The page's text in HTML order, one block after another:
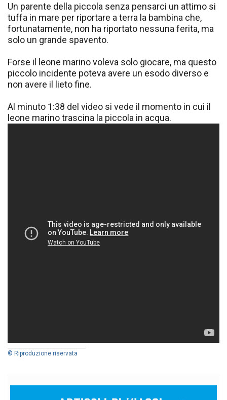
Un parente della piccola senza pensarci un attimo si
tuffa in mare per riportare a terra la bambina che,
fortunatamente, non ha riportato nessuna ferita, ma
solo un grande spavento.
Forse il leone marino voleva solo giocare, ma questo
piccolo incidente poteva avere un esodo diverso e
non avere il lieto fine.
Al minuto 1:38 del video si vede il momento in cui il
leone marino trascina la piccola in acqua.
© Riproduzione riservata